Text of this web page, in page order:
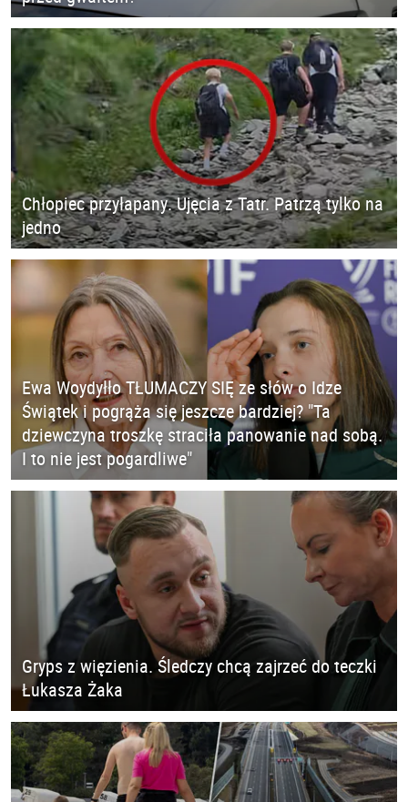
Chłopiec przyłapany. Ujęcia z Tatr. Patrzą tylko na
jedno
Ewa Woydyłło TŁUMACZY SIĘ ze słów o Idze
Świątek i pogrąża się jeszcze bardziej? "Ta
dziewczyna troszkę straciła panowanie nad sobą.
I to nie jest pogardliwe"
Gryps z więzienia. Śledczy chcą zajrzeć do teczki
Łukasza Żaka